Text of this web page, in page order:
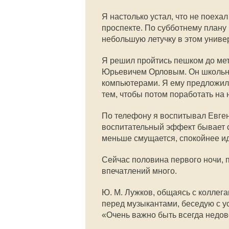
Я настолько устал, что не
проспекте. По субботнему
небольшую летучку в этом
Я решил пройтись пешком до
Юрьевичем Орловым. Он
компьютерами. Я ему
тем, чтобы потом поработать
По телефону я воспитывал
воспитательный эффект бывает
меньше смущается, спокойнее
Сейчас половина первого ночи,
впечатлений много.
Ю. М. Лужков, общаясь с
перед музыкантами, беседую с
«Очень важно быть всегда